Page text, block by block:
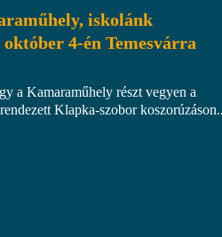
iskolánk
4-én Temesvárra
a Kamaraműhely részt vegyen a
Klapka-szobor